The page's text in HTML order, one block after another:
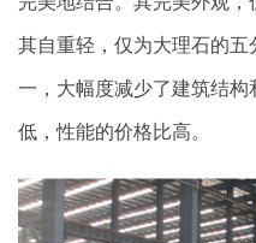
其自重轻，仅为大理石的
一，大幅度减少了建筑结
低，性能的价格比高。